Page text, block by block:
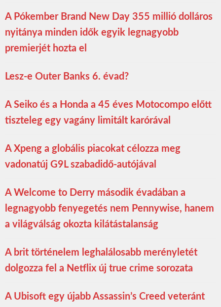
A Pókember Brand New Day 355 millió dolláros
nyitánya minden idők egyik legnagyobb
premierjét hozta el
Lesz-e Outer Banks 6. évad?
A Seiko és a Honda a 45 éves Motocompo előtt
tiszteleg egy vagány limitált karórával
A Xpeng a globális piacokat célozza meg
vadonatúj G9L szabadidő-autójával
A Welcome to Derry második évadában a
legnagyobb fenyegetés nem Pennywise, hanem
a világválság okozta kilátástalanság
A brit történelem leghalálosabb merényletét
dolgozza fel a Netflix új true crime sorozata
A Ubisoft egy újabb Assassin’s Creed veteránt